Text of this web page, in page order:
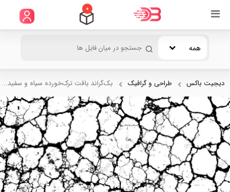
0
همه
دیجیت باکس طراحی و گرافیک بک‌گراند بافت ترک‌خورده سیاه و سفید...